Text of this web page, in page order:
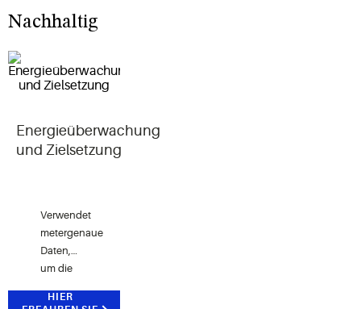
Baustein
der
Service
Suite
Nachhaltig
Energieüberwachung
und Zielsetzung
Verwendet
metergenaue
Daten,
um die
Ihres
HIER